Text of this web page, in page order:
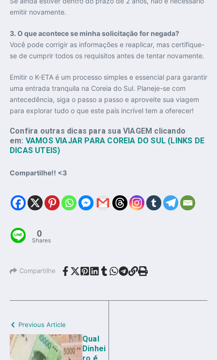
emitir novamente.
3. O que acontece se minha solicitação for negada?
Você pode corrigir as informações e reaplicar, mas certifique-
se de cumprir todos os requisitos antes de tentar novamente.
Emitir o K-ETA é um processo simples e essencial para garantir
uma entrada tranquila na Coreia do Sul. Planeje-se com
antecedência, siga o passo a passo e aproveite sua viagem
para explorar tudo o que este país incrível tem a oferecer!
Confira outras dicas para sua VIAGEM clicando
em: VAMOS VIAJAR PARA COREIA DO SUL (LINKS DE
DICAS UTEIS)
Compartilhe!! <3
0
Shares
Compartilhe
Previous Article
Qual
Dinhei